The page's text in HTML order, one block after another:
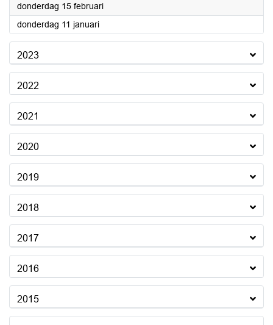
donderdag 15 februari2024
donderdag 11 januari2024
2023
2022
2021
2020
2019
2018
2017
2016
2015